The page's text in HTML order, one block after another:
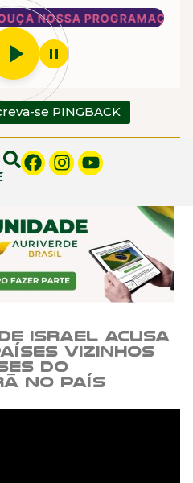
NOSSA PROGRAMAÇÃO
play_arrow pause
se PINGBACK
Israel acusa
vizinhos
do
no país